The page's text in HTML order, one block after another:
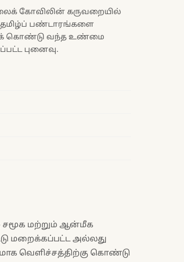
கோவிலின் கருவறையில்
தமிழ்ப் பண்டாரங்களை
கொண்டு வந்த உண்மை
புனைவு.
சமூக மற்றும் ஆன்மீக
மறைக்கப்பட்ட அல்லது
வெளிச்சத்திற்கு கொண்டு